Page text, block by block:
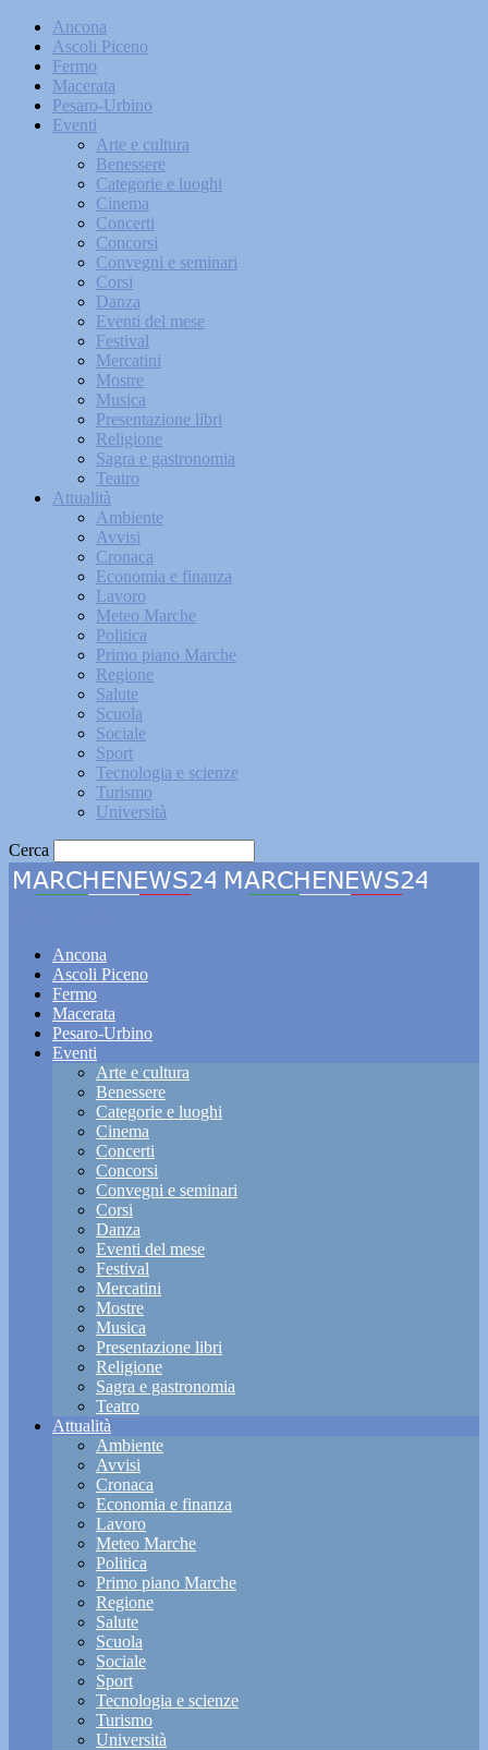
Ancona
Ascoli Piceno
Fermo
Macerata
Pesaro-Urbino
Eventi
Arte e cultura
Benessere
Categorie e luoghi
Cinema
Concerti
Concorsi
Convegni e seminari
Corsi
Danza
Eventi del mese
Festival
Mercatini
Mostre
Musica
Presentazione libri
Religione
Sagra e gastronomia
Teatro
Attualità
Ambiente
Avvisi
Cronaca
Economia e finanza
Lavoro
Meteo Marche
Politica
Primo piano Marche
Regione
Salute
Scuola
Sociale
Sport
Tecnologia e scienze
Turismo
Università
Cerca
Ancona
Ascoli Piceno
Fermo
Macerata
Pesaro-Urbino
Eventi
Arte e cultura
Benessere
Categorie e luoghi
Cinema
Concerti
Concorsi
Convegni e seminari
Corsi
Danza
Eventi del mese
Festival
Mercatini
Mostre
Musica
Presentazione libri
Religione
Sagra e gastronomia
Teatro
Attualità
Ambiente
Avvisi
Cronaca
Economia e finanza
Lavoro
Meteo Marche
Politica
Primo piano Marche
Regione
Salute
Scuola
Sociale
Sport
Tecnologia e scienze
Turismo
Università